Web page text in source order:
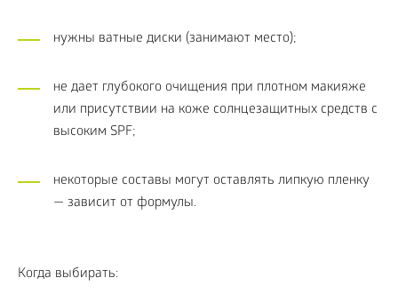
нужны ватные диски (занимают место);
не дает глубокого очищения при плотном макияже
или присутствии на коже солнцезащитных средств с
высоким SPF;
некоторые составы могут оставлять липкую пленку
— зависит от формулы.
Когда выбирать: